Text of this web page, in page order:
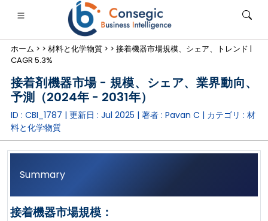
・金融・保険• 消費財 • エネルギーと電力• 食品・飲料
• ケーススタディ
ホーム > > 材料と化学物質 > > 接着機器市場規模、シェア、トレンド |
CAGR 5.3%
接着剤機器市場 - 規模、シェア、業界動向、
予測（2024年 - 2031年）
ID : CBI_1787 | 更新日 : Jul 2025 | 著者 : Pavan C | カテゴリ : 材
料と化学物質
Summary
接着機器市場規模：